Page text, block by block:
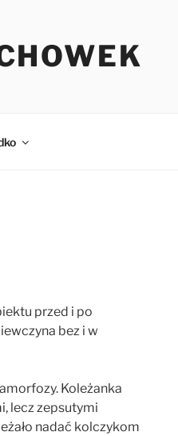
przed i po
bez i w
Koleżanka
lecz zepsutymi
nadać kolczykom